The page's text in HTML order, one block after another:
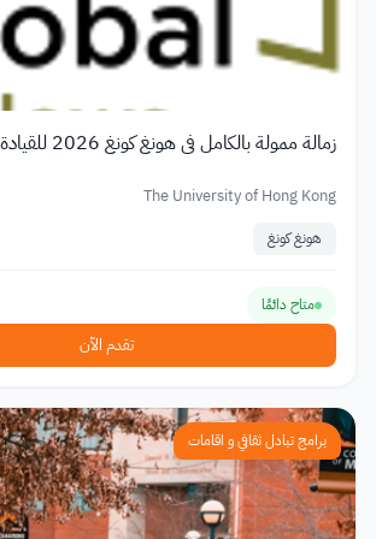
زمالة ممولة بالكامل في هونغ كونغ 2026 للقيادة والسياسة
The University of Hong Kong
هونغ كونغ
متاح دائمًا
تقدم الآن
برامج تبادل ثقافي و اقامات